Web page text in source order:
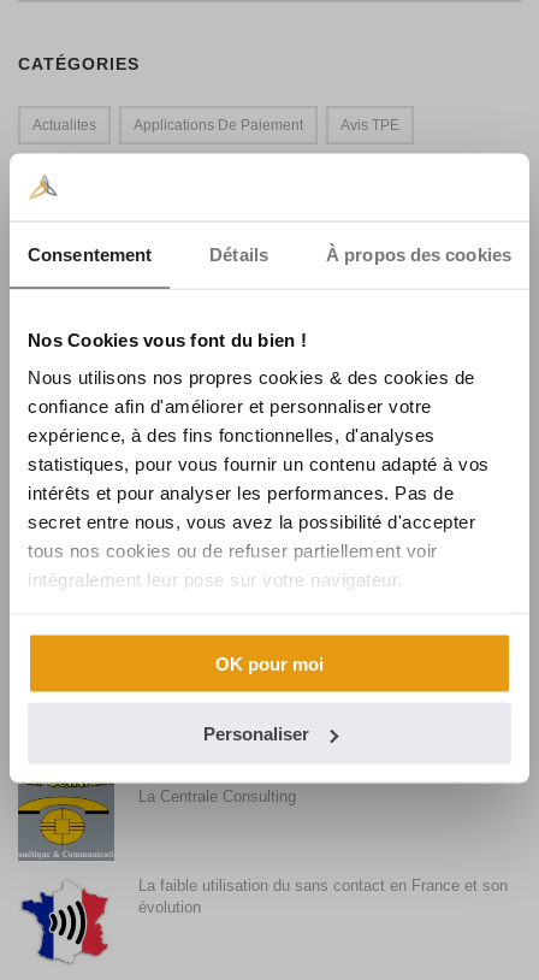
Consentement Détails À propos des cookies
Nos Cookies vous font du bien !
Nous utilisons nos propres cookies & des cookies de
confiance afin d'améliorer et personnaliser votre
expérience, à des fins fonctionnelles, d'analyses
statistiques, pour vous fournir un contenu adapté à vos
intérêts et pour analyser les performances. Pas de
secret entre nous, vous avez la possibilité d'accepter
tous nos cookies ou de refuser partiellement voir
intégralement leur pose sur votre navigateur.
OK pour moi
Personaliser
CATÉGORIES
Actualites Applications De Paiement Avis TPE
Focus Produit
Terminal De Paiement
ARTICLES POPULAIRES
Sylq 2023 : la plateforme qui promet aux
commerçants d’être en mesure d’accepter tous les
paiements nouvelle génération dans un seul
environnement
Avec Telium TETRA, Synalcom prépare le terrain
des Smart TPE
Accepter les paiements par Smartphone avec son
La Centrale Consulting
La faible utilisation du sans contact en France et son
évolution